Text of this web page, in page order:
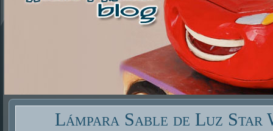
Lámpara Sable de Luz Star